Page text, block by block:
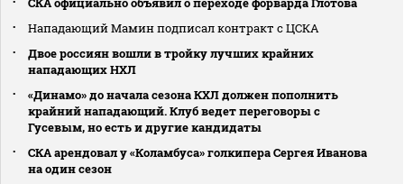
Нападающий Мамин подписал контракт с ЦСКА
Двое россиян вошли в тройку лучших крайних
нападающих НХЛ
«Динамо» до начала сезона КХЛ должен пополнить
крайний нападающий. Клуб ведет переговоры с
Гусевым, но есть и другие кандидаты
СКА арендовал у «Коламбуса» голкипера Сергея Иванова
на один сезон